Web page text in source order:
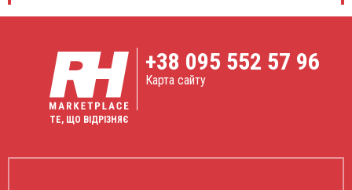
ТЕ, ЩО ВІДРІЗНЯЄ
+38 095 552 57 96
Карта сайту